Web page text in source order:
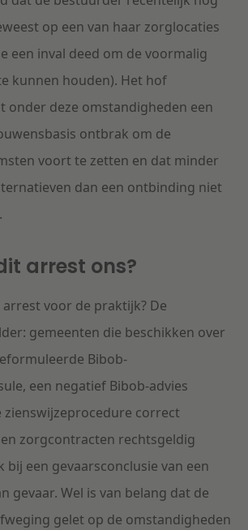
op een van haar zorglocaties
een inval deed om de voormalig
kunnen houden). Het hof
onder deze omstandigheden een
ontbrak om de
voort te zetten en dat minder
dan een ontbinding niet
arrest ons?
voor de praktijk? De
gemeenten die beschikken over
Bibob-
een negatief Bibob-advies
zienswijzeprocedure correct
zorgcontracten rechtsgeldig
een gevaarsconclusie van een
gevaar. Wel is van belang dat de
gelet op de omstandigheden